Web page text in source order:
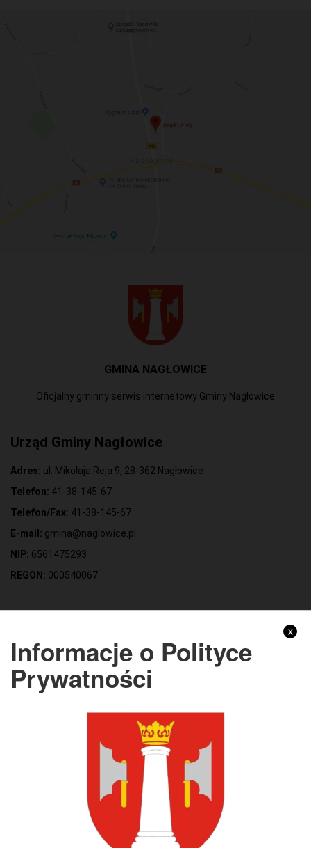
GMINA NAGŁOWICE
Oficjalny gminny serwis internetowy Gminy Nagłowice
Urząd Gminy Nagłowice
Adres: ul. Mikołaja Reja 9, 28-362 Nagłowice
Telefon: 41-38-145-67
Telefon/Fax: 41-38-145-67
E-mail: gmina@naglowice.pl
NIP: 6561475293
REGON: 000540067
Adres:ul. Mikołaja Reja 9, 28-362 Nagłowice
NIP:6562213721
REGON:
KONTO BANKOWE:
Bank Spółdzielczy Kielce o/Nagłowice
46 84930004 0110 0100 0332 0097
Rachunek odpady komunalne:
44 8493 0004 0110 0100 0332 0133
Godziny pracy
x
Informacje o Polityce
Prywatności